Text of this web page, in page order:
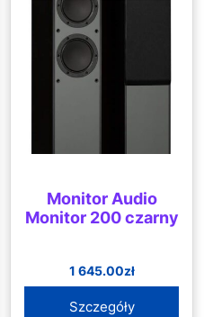
Monitor Audio
Monitor 200 czarny
1 645.00zł
Szczegóły